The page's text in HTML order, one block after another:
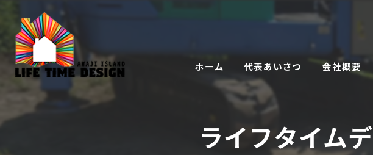
ホーム 代表あいさつ 会社概要
ライフタイム